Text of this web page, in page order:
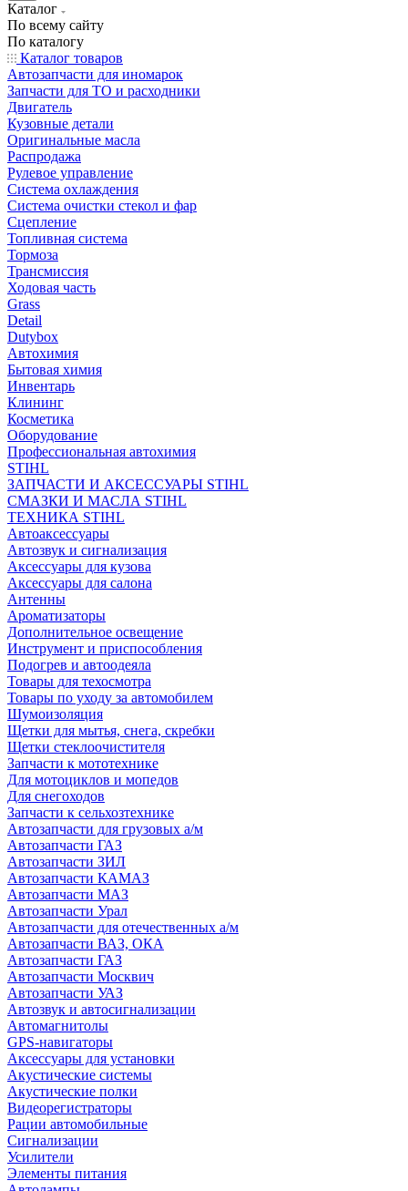
Каталог
По всему сайту
По каталогу
Каталог товаров
Автозапчасти для иномарок
Запчасти для ТО и расходники
Двигатель
Кузовные детали
Оригинальные масла
Распродажа
Рулевое управление
Система охлаждения
Система очистки стекол и фар
Сцепление
Топливная система
Тормоза
Трансмиссия
Ходовая часть
Grass
Detail
Dutybox
Автохимия
Бытовая химия
Инвентарь
Клининг
Косметика
Оборудование
Профессиональная автохимия
STIHL
ЗАПЧАСТИ И АКСЕССУАРЫ STIHL
СМАЗКИ И МАСЛА STIHL
ТЕХНИКА STIHL
Автоаксессуары
Автозвук и сигнализация
Аксессуары для кузова
Аксессуары для салона
Антенны
Ароматизаторы
Дополнительное освещение
Инструмент и приспособления
Подогрев и автоодеяла
Товары для техосмотра
Товары по уходу за автомобилем
Шумоизоляция
Щетки для мытья, снега, скребки
Щетки стеклоочистителя
Запчасти к мототехнике
Для мотоциклов и мопедов
Для снегоходов
Запчасти к сельхозтехнике
Автозапчасти для грузовых а/м
Автозапчасти ГАЗ
Автозапчасти ЗИЛ
Автозапчасти КАМАЗ
Автозапчасти МАЗ
Автозапчасти Урал
Автозапчасти для отечественных а/м
Автозапчасти ВАЗ, ОКА
Автозапчасти ГАЗ
Автозапчасти Москвич
Автозапчасти УАЗ
Автозвук и автосигнализации
Автомагнитолы
GPS-навигаторы
Аксессуары для установки
Акустические системы
Акустические полки
Видеорегистраторы
Рации автомобильные
Сигнализации
Усилители
Элементы питания